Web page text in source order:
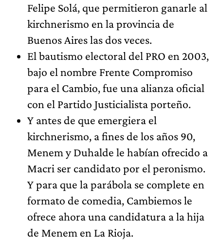
Felipe Solá, que permitieron ganarle al
kirchnerismo en la provincia de
Buenos Aires las dos veces.
El bautismo electoral del PRO en 2003,
bajo el nombre Frente Compromiso
para el Cambio, fue una alianza oficial
con el Partido Justicialista porteño.
Y antes de que emergiera el
kirchnerismo, a fines de los años 90,
Menem y Duhalde le habían ofrecido a
Macri ser candidato por el peronismo.
Y para que la parábola se complete en
formato de comedia, Cambiemos le
ofrece ahora una candidatura a la hija
de Menem en La Rioja.